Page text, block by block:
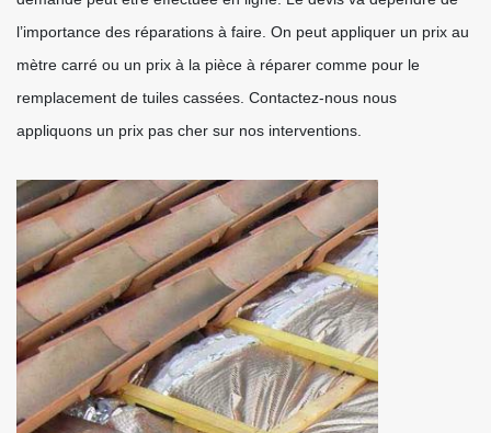
l’importance des réparations à faire. On peut appliquer un prix au
mètre carré ou un prix à la pièce à réparer comme pour le
remplacement de tuiles cassées. Contactez-nous nous
appliquons un prix pas cher sur nos interventions.